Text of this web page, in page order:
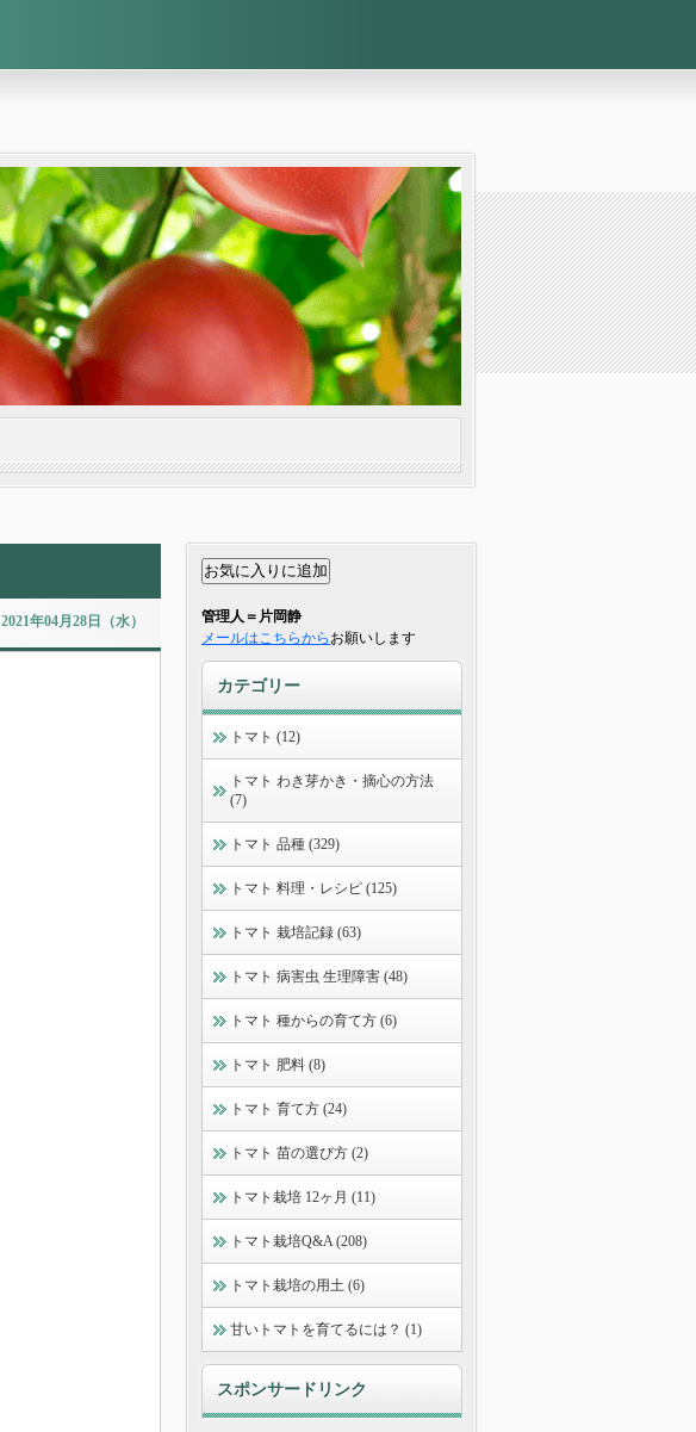
2021年04月28日（水）
管理人＝片岡静
メールはこちらから お願いします
カテゴリー
トマト (12)
トマト わき芽かき・摘心の方法
(7)
トマト 品種 (329)
トマト 料理・レシピ (125)
トマト 栽培記録 (63)
トマト 病害虫 生理障害 (48)
トマト 種からの育て方 (6)
トマト 肥料 (8)
トマト 育て方 (24)
トマト 苗の選び方 (2)
トマト栽培 12ヶ月 (11)
トマト栽培Q&A (208)
トマト栽培の用土 (6)
甘いトマトを育てるには？ (1)
スポンサードリンク